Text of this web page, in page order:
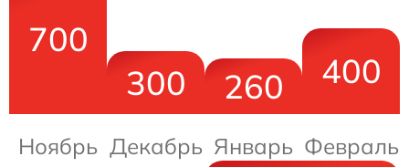
700
Ноябрь
300
Декабрь
260
Январь
400
Февраль